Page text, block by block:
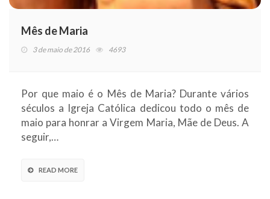
Mês de Maria
3 de maio de 2016 4693
Por que maio é o Mês de Maria? Durante vários
séculos a Igreja Católica dedicou todo o mês de
maio para honrar a Virgem Maria, Mãe de Deus. A
seguir,…
READ MORE